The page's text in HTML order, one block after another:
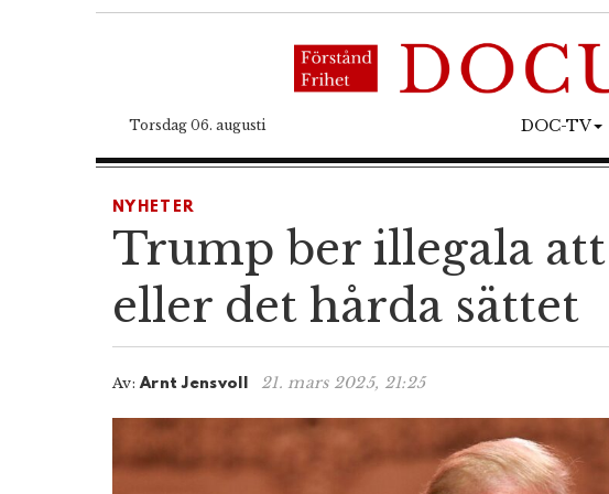
Torsdag 06. augusti DOC-TV
NYHETER
Trump ber illegala
eller det hårda sättet
Av: Arnt Jensvoll 21. mars 2025, 21:25